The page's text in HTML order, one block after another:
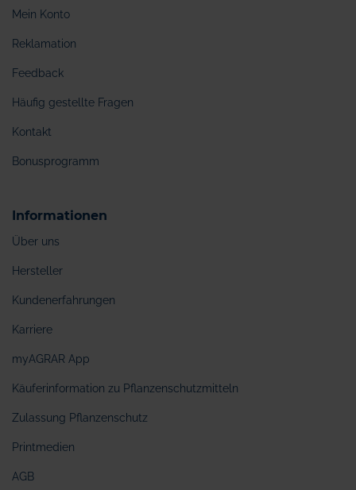
Mein Konto
Reklamation
Feedback
Häufig gestellte Fragen
Kontakt
Bonusprogramm
Informationen
Über uns
Hersteller
Kundenerfahrungen
Karriere
myAGRAR App
Käuferinformation zu Pflanzenschutzmitteln
Zulassung Pflanzenschutz
Printmedien
AGB